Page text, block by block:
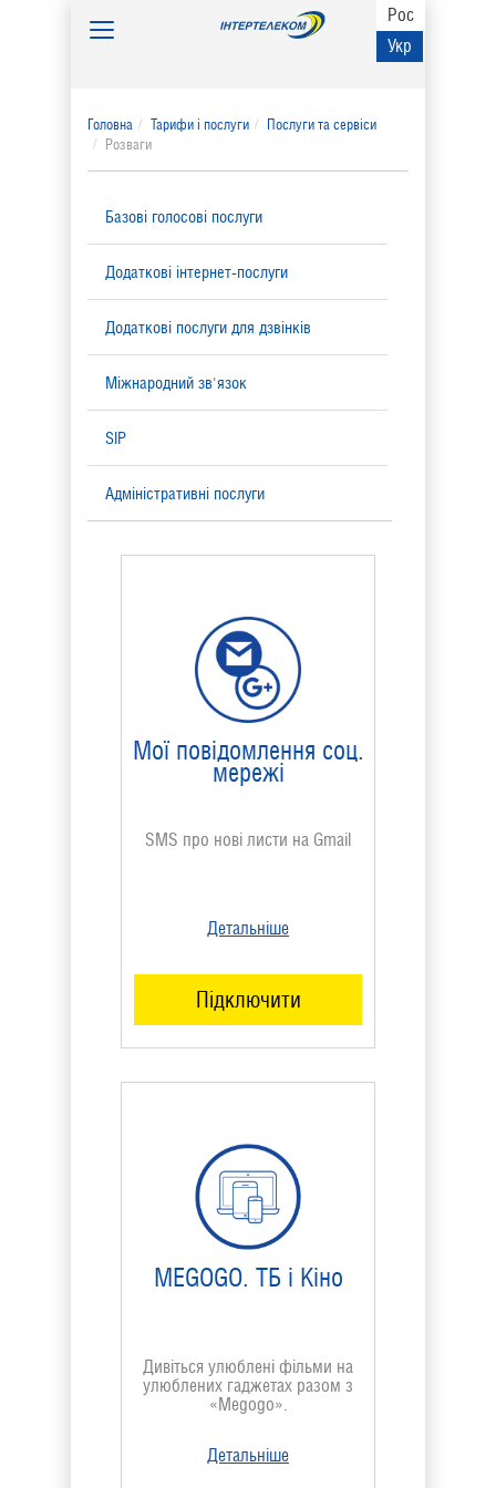
Рос
Укр
Toggle
Головна Тарифи і послуги
Послуги та сервіси
Розваги
Базові голосові послуги
Додаткові інтернет-послуги
Додаткові послуги для дзвінків
Міжнародний зв'язок
SIP
Адміністративні послуги
Послуги сервісного центру
Мої повідомлення соц.
мережі
SMS про нові листи на Gmail
Детальніше
Підключити
MEGOGO. ТБ і Кіно
Дивіться улюблені фільми на
улюблених гаджетах разом з
«Megogo».
Детальніше